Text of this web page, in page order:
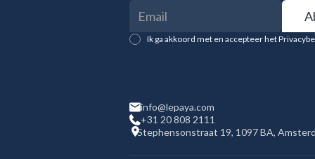
Ik ga akkoord met en accepteer het
info@lepaya.com
+31 20 808 2111
Stephensonstraat 19, 1097 BA,